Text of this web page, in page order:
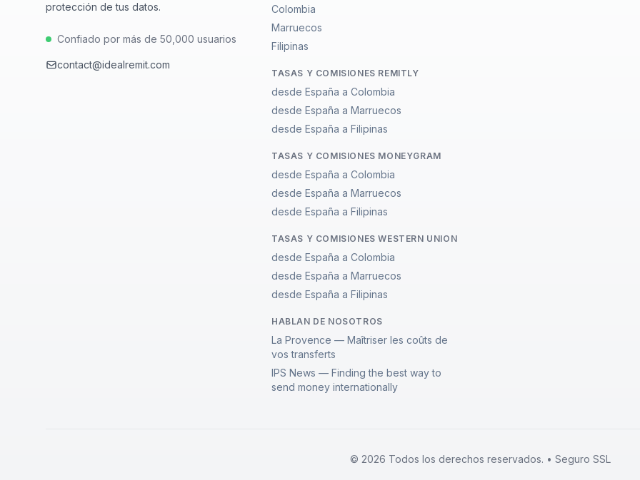
protección de tus datos.
Confiado por más de 50,000 usuarios
contact@idealremit.com
Colombia
Marruecos
Filipinas
TASAS Y COMISIONES REMITLY
desde España a Colombia
desde España a Marruecos
desde España a Filipinas
TASAS Y COMISIONES MONEYGRAM
desde España a Colombia
desde España a Marruecos
desde España a Filipinas
TASAS Y COMISIONES WESTERN UNION
desde España a Colombia
desde España a Marruecos
desde España a Filipinas
HABLAN DE NOSOTROS
La Provence — Maîtriser les coûts de
vos transferts
IPS News — Finding the best way to
send money internationally
© 2026 Todos los derechos reservados. • Seguro SSL